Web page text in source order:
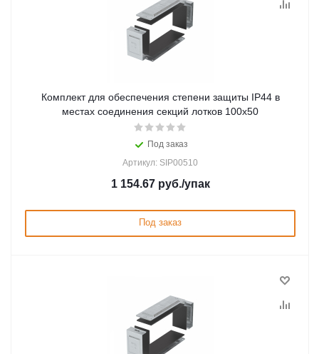
Комплект для обеспечения степени защиты IP44 в
местах соединения секций лотков 100х50
Под заказ
Артикул: SIP00510
1 154.67руб./упак
Под заказ